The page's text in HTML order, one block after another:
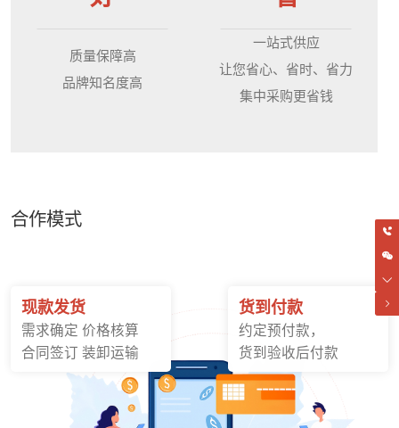
质量保障高
品牌知名度高
一站式供应
让您省心、省时、省力
集中采购更省钱
合作模式
现款发货
需求确定 价格核算
合同签订 装卸运输
货到付款
约定预付款，
货到验收后付款